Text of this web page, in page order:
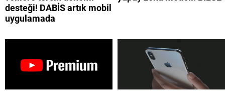
desteği! DABİS artık mobil
uygulamada